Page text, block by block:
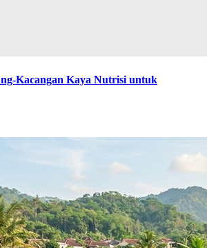
Kacangan Kaya Nutrisi untuk